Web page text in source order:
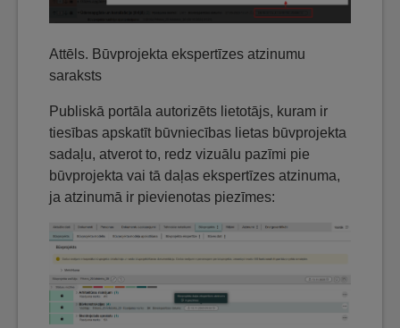
Attēls. Būvprojekta ekspertīzes atzinumu
saraksts
Publiskā portāla autorizēts lietotājs, kuram ir
tiesības apskatīt būvniecības lietas būvprojekta
sadaļu, atverot to, redz vizuālu pazīmi pie
būvprojekta vai tā daļas ekspertīzes atzinuma,
ja atzinumā ir pievienotas piezīmes: